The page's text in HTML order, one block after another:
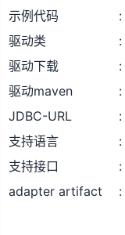
示例代码
驱动类
驱动下载
驱动maven
JDBC-URL
支持语言
支持接口
adapter artifact